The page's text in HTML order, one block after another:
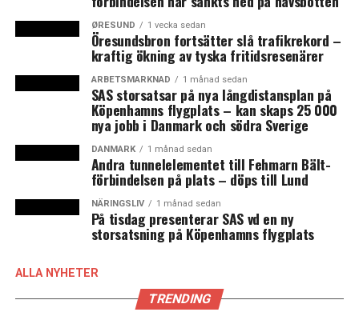
ØRESUND 1 vecka sedan
Öresundsbron fortsätter slå trafikrekord –
kraftig ökning av tyska fritidsresenärer
ARBETSMARKNAD 1 månad sedan
SAS storsatsar på nya långdistansplan på
Köpenhamns flygplats – kan skaps 25 000
nya jobb i Danmark och södra Sverige
DANMARK 1 månad sedan
Andra tunnelelementet till Fehmarn Bält-
förbindelsen på plats – döps till Lund
NÄRINGSLIV 1 månad sedan
På tisdag presenterar SAS vd en ny
storsatsning på Köpenhamns flygplats
ALLA NYHETER
TRENDING